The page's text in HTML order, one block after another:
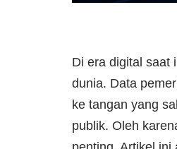
Di era digital saat
dunia. Data
ke tangan yang
publik. Oleh